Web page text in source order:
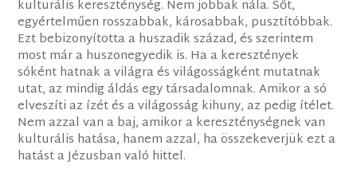
kulturális kereszténység. Nem jobbak nála. Sőt,
egyértelműen rosszabbak, károsabbak, pusztítóbbak.
Ezt bebizonyította a huszadik század, és szerintem
most már a huszonegyedik is. Ha a keresztények
sóként hatnak a világra és világosságként mutatnak
utat, az mindig áldás egy társadalomnak. Amikor a só
elveszíti az ízét és a világosság kihuny, az pedig ítélet.
Nem azzal van a baj, amikor a kereszténységnek van
kulturális hatása, hanem azzal, ha összekeverjük ezt a
hatást a Jézusban való hittel.